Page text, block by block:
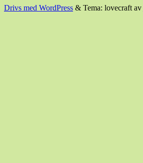
Drivs med WordPress & Tema: lovecraft av